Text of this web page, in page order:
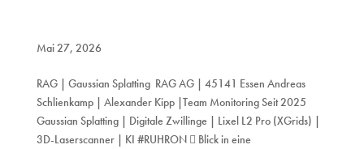
Mai 27, 2026
RAG | Gaussian Splatting RAG AG | 45141 Essen Andreas
Schlienkamp | Alexander Kipp |Team Monitoring Seit 2025
Gaussian Splatting | Digitale Zwillinge | Lixel L2 Pro (XGrids) |
3D-Laserscanner | KI #RUHRON  Blick in eine